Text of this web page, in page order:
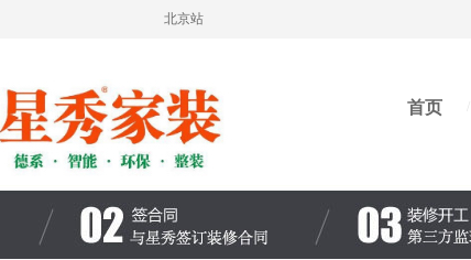
北京站
首页